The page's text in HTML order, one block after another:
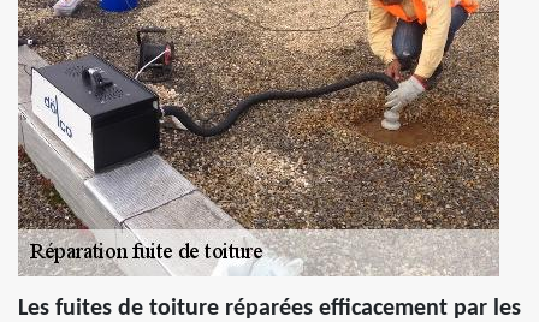
Les fuites de toiture réparées efficacement par les